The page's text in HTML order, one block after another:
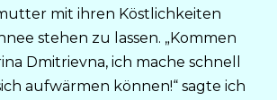
mit ihren Köstlichkeiten
stehen zu lassen. „Kommen
Dmitrievna, ich mache schnell
aufwärmen können!“ sagte ich